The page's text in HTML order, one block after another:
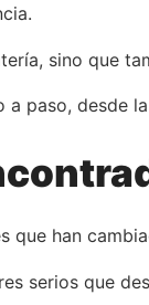
sino que
paso, desde
que han
serios que